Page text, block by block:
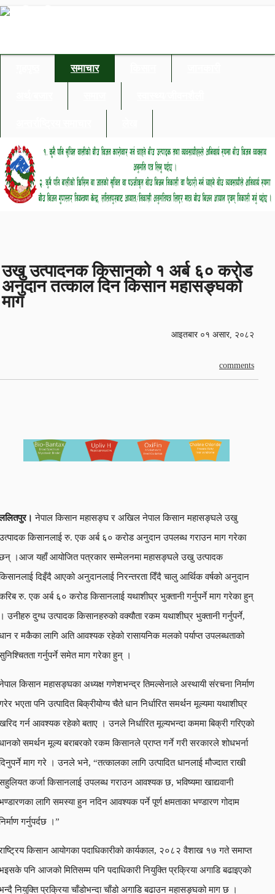
समाचार
उखु उत्पादनक किसानको १ अर्ब ६० करोड
अनुदान तत्काल दिन किसान महासङ्घको
माग
आइतबार ०१ असार, २०८२
comments
नेपाल किसान महासङ्घ र अखिल नेपाल किसान महासङ्घले उखु
किसानलाई रु. एक अर्ब ६० करोड अनुदान उपलब्ध गराउन माग गरेका
।आज यहाँ आयोजित पत्रकार सम्मेलनमा महासङ्घले उखु उत्पादक
दिइँदै आएको अनुदानलाई निरन्तरता दिँदै चालु आर्थिक वर्षको अनुदान
रु. एक अर्ब ६० करोड किसानलाई यथाशीघ्र भुक्तानी गर्नुपर्ने माग गरेका हुन्
उनीहरु दुग्ध उत्पादक किसानहरुको वक्यौता रकम यथाशीघ्र भुक्तानी गर्नुपर्ने,
र मकैका लागि अति आवश्यक रहेको रासायनिक मलको पर्याप्त उपलब्धताको
गर्नुपर्ने समेत माग गरेका हुन् ।
किसान महासङ्घका अध्यक्ष गणेशभन्द्र तिमल्सेनाले अस्थायी संरचना निर्माण
भएता पनि उत्पादित बिक्रीयोग्य चैते धान निर्धारित समर्थन मूल्यमा यथाशीघ्र
गर्न आवश्यक रहेको बताए । उनले निर्धारित मूल्यभन्दा कममा बिक्री गरिएको
समर्थन मूल्य बराबरको रकम किसानले प्राप्त गर्ने गरी सरकारले शोधभर्ना
माग गरे । उनले भने, “तत्कालका लागि उत्पादित धानलाई मौज्दात राखी
कर्जा किसानलाई उपलब्ध गराउन आवश्यक छ, भविष्यमा खाद्यवानी
लागि समस्या हुन नदिन आवश्यक पर्ने पूर्ण क्षमताका भण्डारण गोदाम
गर्नुपर्दछ ।”
किसान आयोगका पदाधिकारीको कार्यकाल, २०८२ वैशाख १७ गते समाप्त
पनि आजको मितिसम्म पनि पदाधिकारी नियुक्ति प्रक्रिया अगाडि बढाइएको
नियुक्ति प्रक्रिया चाँडोभन्दा चाँडो अगाडि बढाउन महासङ्घको माग छ ।